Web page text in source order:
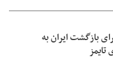
بازگشت ایران به
تایمز